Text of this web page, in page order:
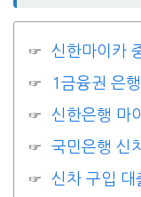
신한마이카
1금융권 은
신한은행 마
국민은행 신
신차 구입 대